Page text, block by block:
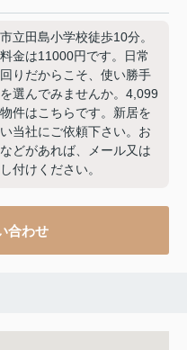
立田島小学校徒歩10分。
金は11000円です。日常
りだからこそ、使い勝手
選んでみませんか。4,099
件はこちらです。新居を
当社にご依頼下さい。お
どがあれば、メール又は
付けください。
合わせ